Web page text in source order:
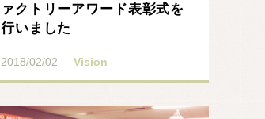
ァクトリーアワード表彰式を
行いました
2018/02/02 Vision